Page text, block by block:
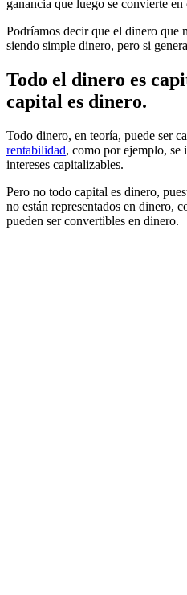
ganancia que luego se convierte en
Podríamos decir que el dinero que
siendo simple dinero, pero si
Todo el dinero es
capital es dinero.
Todo dinero, en teoría, puede ser
rentabilidad, como por ejemplo, se
intereses capitalizables.
Pero no todo capital es dinero,
no están representados en dinero,
pueden ser convertibles en dinero.